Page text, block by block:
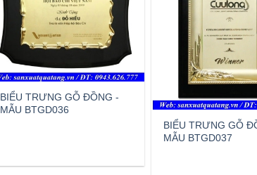
BIỂU TRƯNG GỖ ĐỒNG -
MẪU BTGD036
BIỂU TRƯNG GỖ
MẪU BTGD037